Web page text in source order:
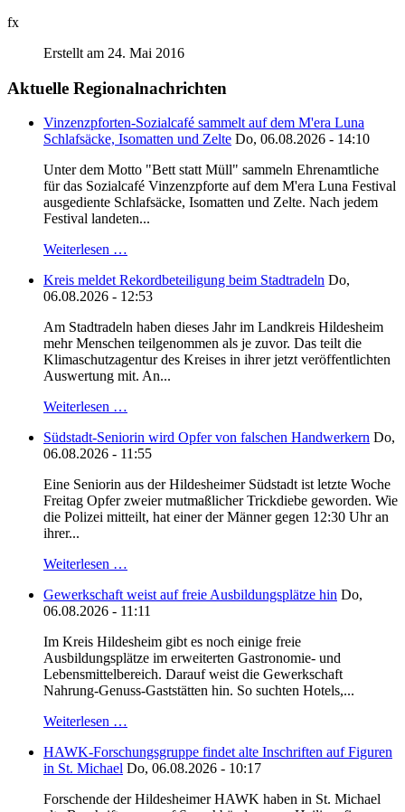
fx
Erstellt am 24. Mai 2016
Aktuelle Regionalnachrichten
Vinzenzpforten-Sozialcafé sammelt auf dem M'era Luna
Schlafsäcke, Isomatten und Zelte Do, 06.08.2026 - 14:10
Unter dem Motto "Bett statt Müll" sammeln Ehrenamtliche
für das Sozialcafé Vinzenzpforte auf dem M'era Luna Festival
ausgediente Schlafsäcke, Isomatten und Zelte. Nach jedem
Festival landeten...
Weiterlesen …
Kreis meldet Rekordbeteiligung beim Stadtradeln Do,
06.08.2026 - 12:53
Am Stadtradeln haben dieses Jahr im Landkreis Hildesheim
mehr Menschen teilgenommen als je zuvor. Das teilt die
Klimaschutzagentur des Kreises in ihrer jetzt veröffentlichten
Auswertung mit. An...
Weiterlesen …
Südstadt-Seniorin wird Opfer von falschen Handwerkern Do,
06.08.2026 - 11:55
Eine Seniorin aus der Hildesheimer Südstadt ist letzte Woche
Freitag Opfer zweier mutmaßlicher Trickdiebe geworden. Wie
die Polizei mitteilt, hat einer der Männer gegen 12:30 Uhr an
ihrer...
Weiterlesen …
Gewerkschaft weist auf freie Ausbildungsplätze hin Do,
06.08.2026 - 11:11
Im Kreis Hildesheim gibt es noch einige freie
Ausbildungsplätze im erweiterten Gastronomie- und
Lebensmittelbereich. Darauf weist die Gewerkschaft
Nahrung-Genuss-Gaststätten hin. So suchten Hotels,...
Weiterlesen …
HAWK-Forschungsgruppe findet alte Inschriften auf Figuren
in St. Michael Do, 06.08.2026 - 10:17
Forschende der Hildesheimer HAWK haben in St. Michael